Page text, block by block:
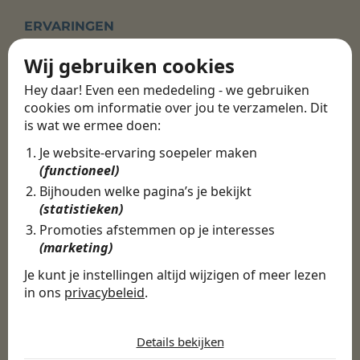
Wij gebruiken cookies
Hey daar! Even een mededeling - we gebruiken
cookies om informatie over jou te verzamelen. Dit
is wat we ermee doen:
Je website-ervaring soepeler maken
(functioneel)
Bijhouden welke pagina’s je bekijkt
(statistieken)
Promoties afstemmen op je interesses
(marketing)
Je kunt je instellingen altijd wijzigen of meer lezen
in ons privacybeleid.
Details bekijken
ERVARINGEN
Martijn vond een
nieuwe baan bij
CBEE
Door Swipe4Work heb ik op een hele
makkelijke, laagdrempelige manier eigenlijk
een hele leuke nieuwe baan gevonden. Met heel
veel nieuwe uitdagingen!
Martijn
Certinia Consultant